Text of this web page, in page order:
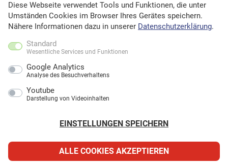
Diese Webseite verwendet Tools und Funktionen, die unter
Umständen Cookies im Browser Ihres Gerätes speichern.
Nähere Informationen dazu in unserer Datenschutzerklärung.
Standard
Wesentliche Services und Funktionen
Google Analytics
Analyse des Besuchverhaltens
Youtube
Darstellung von Videoinhalten
ALLE COOKIES AKZEPTIEREN
EINSTELLUNGEN SPEICHERN